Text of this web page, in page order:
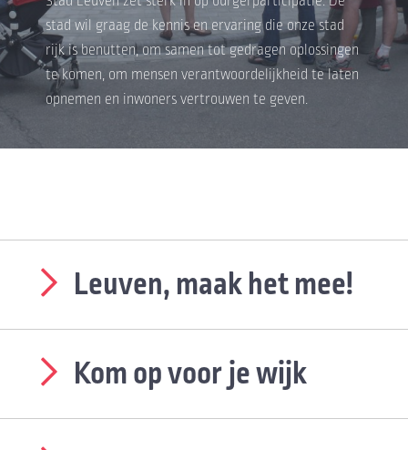
stad wil graag de kennis en ervaring die onze stad
rijk is benutten, om samen tot gedragen oplossingen
te komen, om mensen verantwoordelijkheid te laten
opnemen en inwoners vertrouwen te geven.
Leuven, maak het mee!
Kom op voor je wijk